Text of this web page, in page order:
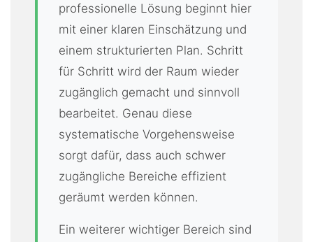
professionelle Lösung beginnt hier
mit einer klaren Einschätzung und
einem strukturierten Plan. Schritt
für Schritt wird der Raum wieder
zugänglich gemacht und sinnvoll
bearbeitet. Genau diese
systematische Vorgehensweise
sorgt dafür, dass auch schwer
zugängliche Bereiche effizient
geräumt werden können.
Ein weiterer wichtiger Bereich sind